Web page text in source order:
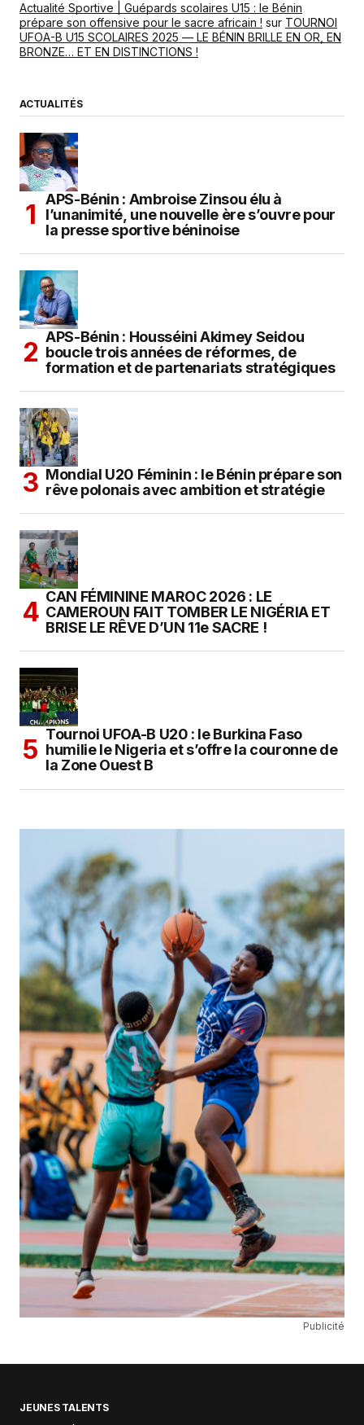
Actualité Sportive | Guépards scolaires U15 : le Bénin
prépare son offensive pour le sacre africain ! sur TOURNOI
UFOA-B U15 SCOLAIRES 2025 — LE BÉNIN BRILLE EN OR, EN
BRONZE… ET EN DISTINCTIONS !
ACTUALITÉS
APS-Bénin : Ambroise Zinsou élu à
l’unanimité, une nouvelle ère s’ouvre pour
la presse sportive béninoise
APS-Bénin : Housséini Akimey Seidou
boucle trois années de réformes, de
formation et de partenariats stratégiques
Mondial U20 Féminin : le Bénin prépare son
rêve polonais avec ambition et stratégie
CAN FÉMININE MAROC 2026 : LE
CAMEROUN FAIT TOMBER LE NIGÉRIA ET
BRISE LE RÊVE D’UN 11e SACRE !
Tournoi UFOA-B U20 : le Burkina Faso
humilie le Nigeria et s’offre la couronne de
la Zone Ouest B
Publicité
JEUNES TALENTS